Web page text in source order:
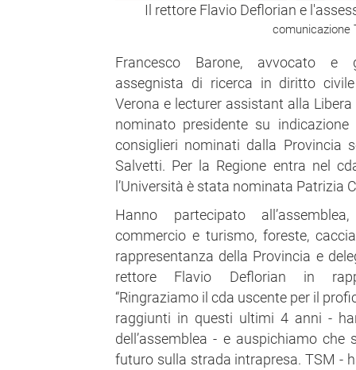
Il rettore Flavio Deflorian e
comunicazione
Francesco Barone, avvocato e
assegnista di ricerca in diritto
Verona e lecturer assistant alla
nominato presidente su
consiglieri nominati dalla Provincia
Salvetti. Per la Regione entra nel
l’Università è stata nominata Patrizia
Hanno partecipato all’assemblea,
commercio e turismo, foreste,
rappresentanza della Provincia e
rettore Flavio Deflorian in
“Ringraziamo il cda uscente per il
raggiunti in questi ultimi 4 anni -
dell’assemblea - e auspichiamo
futuro sulla strada intrapresa. TSM -